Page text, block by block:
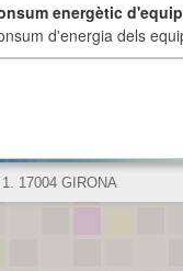
energètic
d'energia dels
17004 GIRONA